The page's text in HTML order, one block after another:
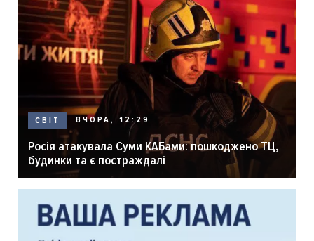
СВІТ ВЧОРА, 12:29
Росія атакувала Суми КАБами: пошкоджено ТЦ,
будинки та є постраждалі